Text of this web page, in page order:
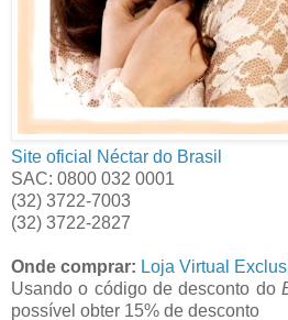
Site oficial Néctar do Brasil
SAC: 0800 032 0001
(32) 3722-7003
(32) 3722-2827
Onde comprar: Loja Virtual
Usando o código de desconto do
possível obter 15% de desconto